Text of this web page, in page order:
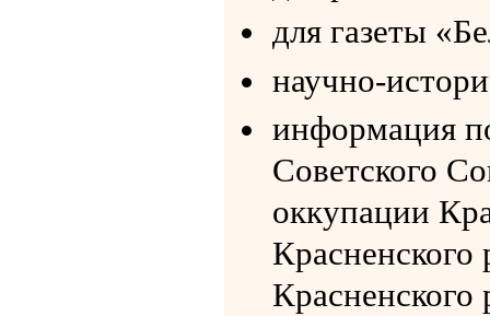
для газеты
научно-
информация
Советского
оккупации